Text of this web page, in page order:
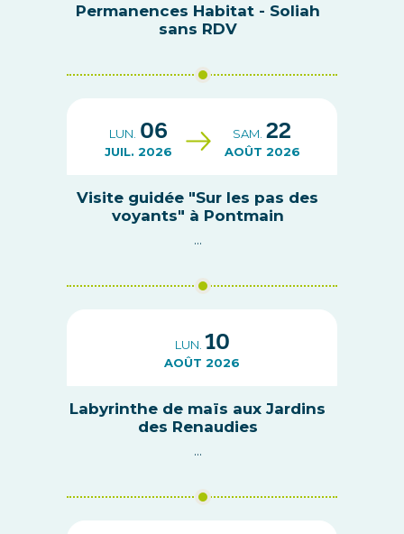
Permanences Habitat - Soliah
sans RDV
LUN. 06
JUIL. 2026
SAM. 22
AOÛT 2026
Visite guidée "Sur les pas des
voyants" à Pontmain
...
LUN. 10
AOÛT 2026
Labyrinthe de maïs aux Jardins
des Renaudies
...